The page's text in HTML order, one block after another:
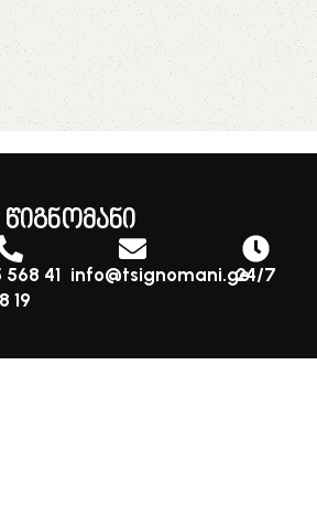
წიგნომანი
41
19
info@tsignomani.ge24/7